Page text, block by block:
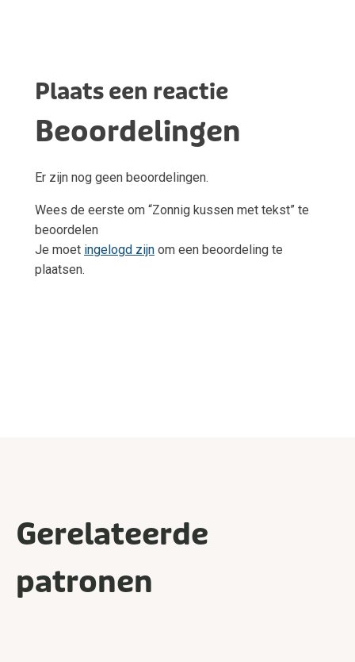
Plaats een reactie
Beoordelingen
Er zijn nog geen beoordelingen.
Wees de eerste om “Zonnig kussen met tekst” te
beoordelen
Je moet ingelogd zijn om een beoordeling te
plaatsen.
Gerelateerde
patronen